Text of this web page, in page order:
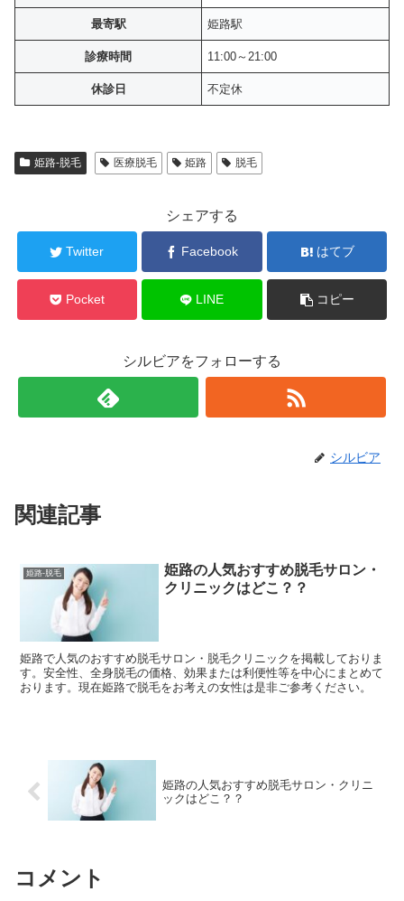
最寄駅 姫路駅
診療時間 11:00～21:00
休診日 不定休
姫路-脱毛 医療脱毛 姫路 脱毛
シェアする
Twitter Facebook はてブ
Pocket LINE コピー
シルビアをフォローする
シルビア
関連記事
姫路-脱毛
姫路の人気おすすめ脱毛サロン・
クリニックはどこ？？
姫路で人気のおすすめ脱毛サロン・脱毛クリニックを掲載しておりま
す。安全性、全身脱毛の価格、効果または利便性等を中心にまとめて
おります。現在姫路で脱毛をお考えの女性は是非ご参考ください。
姫路の人気おすすめ脱毛サロン・クリニ
ックはどこ？？
コメント